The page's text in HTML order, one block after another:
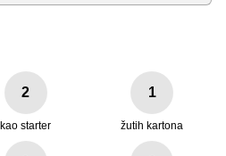
2
kao starter
1
žutih kartona